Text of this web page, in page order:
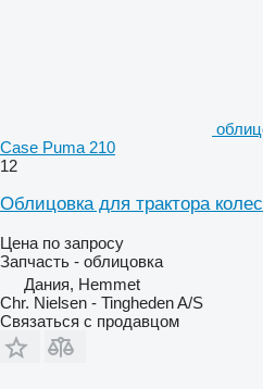
Case Puma 210
12
Облицовка для трактора
Цена по запросу
Запчасть - облицовка
Дания, Hemmet
Chr. Nielsen - Tingheden A/S
Связаться с продавцом